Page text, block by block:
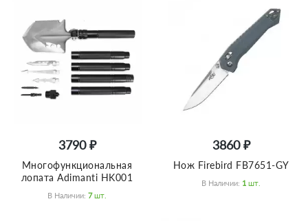
3790 ₽
Многофункциональная
лопата Adimanti HK001
В Наличии: 7 Шт.
3860 ₽
Нож Firebird FB7651-GY
В Наличии: 1 Шт.